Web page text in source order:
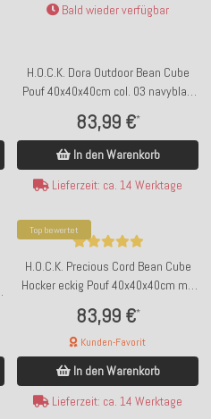
Bald wieder verfügbar
H.O.C.K. Dora Outdoor Bean Cube
Pouf 40x40x40cm col. 03 navyblau
83,99 €*
In den Warenkorb
Lieferzeit: ca. 14 Werktage
Top bewertet
H.O.C.K. Precious Cord Bean Cube
Hocker eckig Pouf 40x40x40cm mit
100
83,99 €*
Kunden-Favorit
In den Warenkorb
Lieferzeit: ca. 14 Werktage